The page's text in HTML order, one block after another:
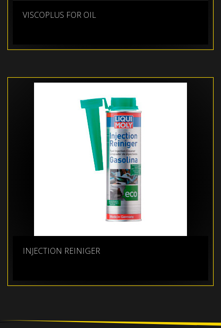
VISCOPLUS FOR OIL
INJECTION REINIGER